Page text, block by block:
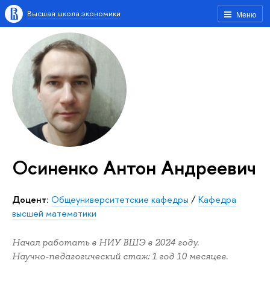
Меню
Высшая школа экономики
Осиненко Антон Андреевич
Доцент: Общеуниверситетские кафедры /Кафедра
высшей математики
Начал работать в НИУ ВШЭ в 2024 году.
Научно-педагогический стаж: 1 год 10 месяцев.